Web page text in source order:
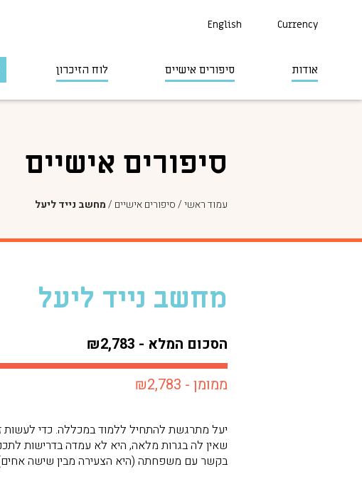
Currency
English
אודות סיפורים אישיים לוח הזיכרון
סיפורים אישיים
עמוד ראשי/סיפורים אישיים /מחשב נייד ליעל
מחשב נייד ליעל
הסכום המלא - ₪2,783
ממומן - ₪2,783
יעל מתרגשת להתחיל ללמוד במכללה. כדי לעשות
שאין לה בגרות מלאה, היא לא עמדה בדרישות
בקשר עם משפחתה (היא הצעירה מבין שישה